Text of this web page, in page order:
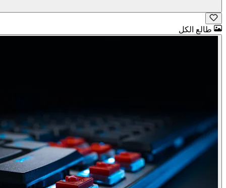
طالع الكل